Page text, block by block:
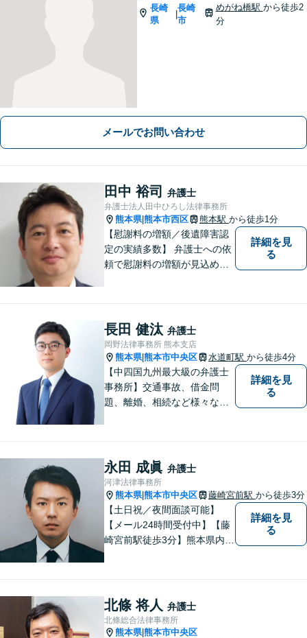
長崎
県
長崎
市
めがね橋駅 から徒歩2
分
メールでお問い合わせ
田中 裕司 弁護士
弁護士法人田中ひろし法律事務所
熊本県|熊本市西区 熊本駅 から徒歩1分
【慰謝料の増額／後遺障害認
定の実績多数】 弁護士への依
頼で慰謝料の増額が見込めま
ノウハウ多数】相続手続きか
ら遺言書までトータルサポー
ト【JR熊本駅から徒歩1分】
詳細を見
る
長田 健汰 弁護士
岡野法律事務所 熊本支店
熊本県|熊本市中央区 水道町駅 から徒歩4分
【中四国九州最大級の弁護士
事務所】交通事故、借金問
題、離婚、相続など様々な問
い！
詳細を見
る
永田 成眞 弁護士
河津法律事務所
熊本県|熊本市中央区 藤崎宮前駅 から徒歩3分
【土日祝／夜間面談可能】
【メール24時間受付中】【藤
崎宮前駅徒歩3分】熊本県内及
の方の契約関係トラブルまで
幅広くご相談いただいており
ます。お気軽にご相談くださ
詳細を見
る
北條 将人 弁護士
北條総合法律事務所
熊本県|熊本市中央区